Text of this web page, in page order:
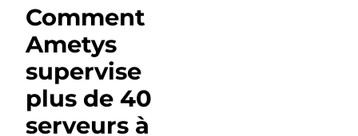
Comment
Ametys
supervise
plus de 40
serveurs à